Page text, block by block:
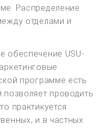
Распределение
отделами и
обеспечение USU-
программе есть
проводить
практикуется
и в частных